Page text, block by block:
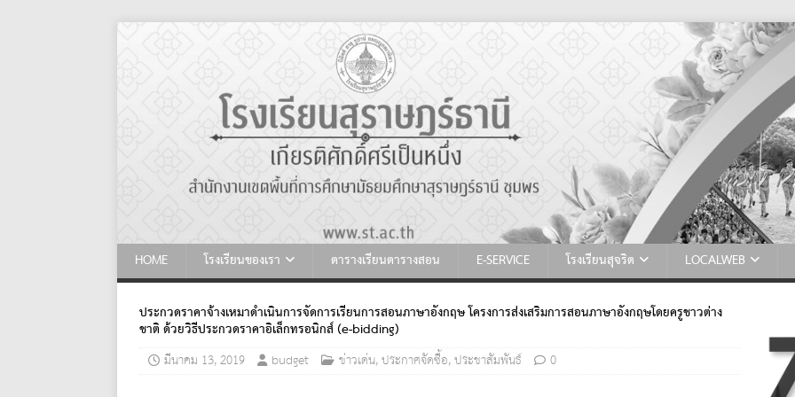
HOME โรงเรียนของเรา ตารางเรียนตารางสอน E-SERVICE โรงเรียนสุจริต LOCALWEB
ประกวดราคาจ้างเหมาดำเนินการจัดการเรียนการสอนภาษาอังกฤษ โครงการส่งเสริมการสอนภาษาอังกฤษโดยครูชาวต่าง
ชาติ ด้วยวิธีประกวดราคาอิเล็กทรอนิกส์ (e-bidding)
มีนาคม 13, 2019
budget ข่าวเด่น,ประกาศจัดซื้อ,ประชาสัมพันธ์ 0